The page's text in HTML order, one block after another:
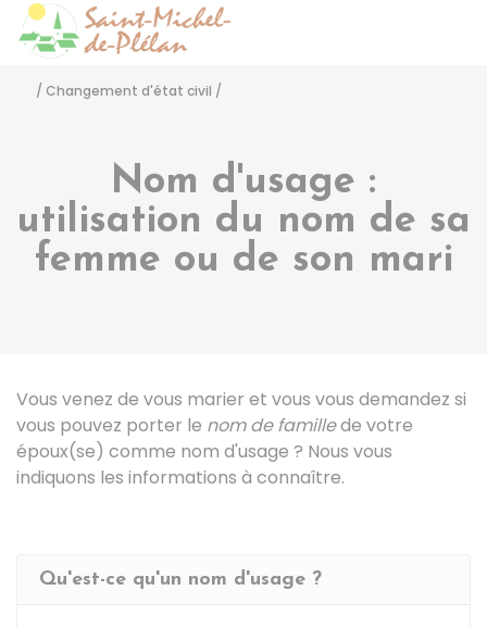
/ Changement d'état civil /
Nom d'usage :
utilisation du nom de sa
femme ou de son mari
Vous venez de vous marier et vous vous demandez si
vous pouvez porter le nom de famillede votre
époux(se) comme nom d'usage ? Nous vous
indiquons les informations à connaître.
Qu'est-ce qu'un nom d'usage ?